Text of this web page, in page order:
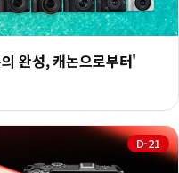
완성, 캐논으로부터'
D-21